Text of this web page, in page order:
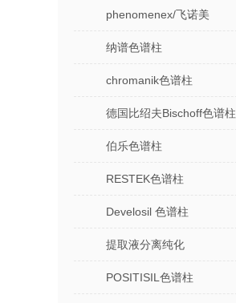
phenomenex/飞诺美
纳谱色谱柱
chromanik色谱柱
德国比绍夫Bischoff色谱柱
伯乐色谱柱
RESTEK色谱柱
Develosil 色谱柱
提取液分离纯化
POSITISIL色谱柱